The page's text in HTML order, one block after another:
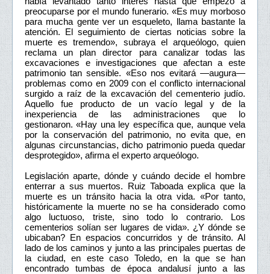
preocuparse por el mundo funerario. «Es muy morboso
para mucha gente ver un esqueleto, llama bastante la
atención. El seguimiento de ciertas noticias sobre la
muerte es tremendo», subraya el arqueólogo, quien
reclama un plan director para canalizar todas las
excavaciones e investigaciones que afectan a este
patrimonio tan sensible. «Eso nos evitará —augura—
problemas como en 2009 con el conflicto internacional
surgido a raíz de la excavación del cementerio judío.
Aquello fue producto de un vacío legal y de la
inexperiencia de las administraciones que lo
gestionaron. «Hay una ley específica que, aunque vela
por la conservación del patrimonio, no evita que, en
algunas circunstancias, dicho patrimonio pueda quedar
desprotegido», afirma el experto arqueólogo.
Legislación aparte, dónde y cuándo decide el hombre
enterrar a sus muertos. Ruiz Taboada explica que la
muerte es un tránsito hacia la otra vida. «Por tanto,
históricamente la muerte no se ha considerado como
algo luctuoso, triste, sino todo lo contrario. Los
cementerios solían ser lugares de vida». ¿Y dónde se
ubicaban? En espacios concurridos y de tránsito. Al
lado de los caminos y junto a las principales puertas de
la ciudad, en este caso Toledo, en la que se han
encontrado tumbas de época andalusí junto a las